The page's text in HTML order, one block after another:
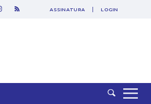
SAIR
ASSINATURA LOGIN